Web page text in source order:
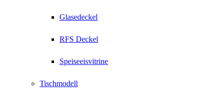
Glasedeckel
RFS Deckel
Speiseeisvitrine
Tischmodell